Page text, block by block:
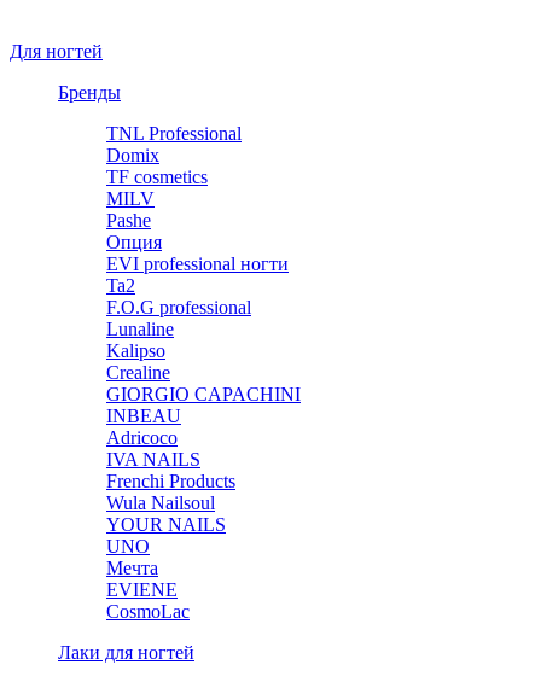
Для ногтей
Бренды
TNL Professional
Domix
TF cosmetics
MILV
Pashe
Опция
EVI professional ногти
Ta2
F.O.G professional
Lunaline
Kalipso
Crealine
GIORGIO CAPACHINI
INBEAU
Adricoco
IVA NAILS
Frenchi Products
Wula Nailsoul
YOUR NAILS
UNO
Мечта
EVIENE
CosmoLac
Лаки для ногтей